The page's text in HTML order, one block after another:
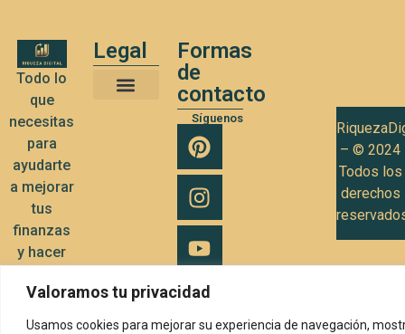
Valoramos tu privacidad
Usamos cookies para mejorar su experiencia de navegación,
Todo lo
que
necesitas
para
ayudarte
a mejorar
tus
finanzas
y hacer
negocio
Legal
Formas
de
contacto
Síguenos
– © 2024
Todos los
derechos